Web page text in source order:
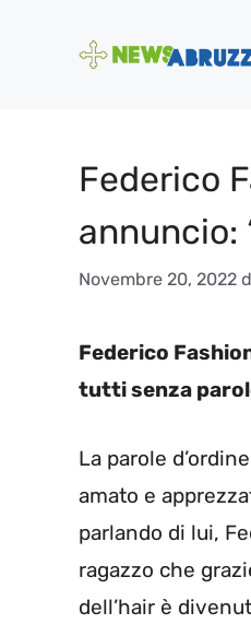
Federico
annuncio:
Novembre 20, 2022
Federico
tutti senza
La parole
amato e
parlando di lui,
ragazzo che
dell’hair è